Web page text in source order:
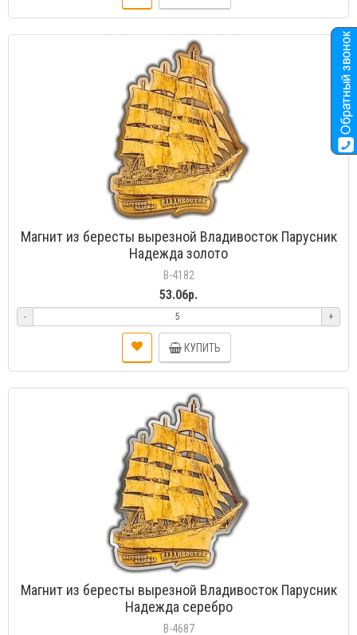
Магнит из бересты вырезной Владивосток Парусник
Надежда золото
В-4182
53.06р.
- +
КУПИТЬ
Магнит из бересты вырезной Владивосток Парусник
Надежда серебро
В-4687